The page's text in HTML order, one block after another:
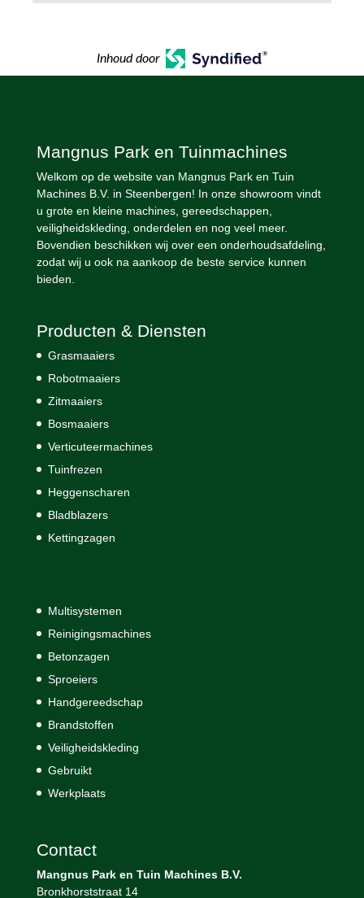
Inhoud door
Mangnus Park en Tuinmachines
Welkom op de website van Mangnus Park en Tuin
Machines B.V. in Steenbergen! In onze showroom vindt
u grote en kleine machines, gereedschappen,
veiligheidskleding, onderdelen en nog veel meer.
Bovendien beschikken wij over een onderhoudsafdeling,
zodat wij u ook na aankoop de beste service kunnen
bieden.
Producten & Diensten
Grasmaaiers
Robotmaaiers
Zitmaaiers
Bosmaaiers
Verticuteermachines
Tuinfrezen
Heggenscharen
Bladblazers
Kettingzagen
Multisystemen
Reinigingsmachines
Betonzagen
Sproeiers
Handgereedschap
Brandstoffen
Veiligheidskleding
Gebruikt
Werkplaats
Contact
Mangnus Park en Tuin Machines B.V.
Bronkhorststraat 14